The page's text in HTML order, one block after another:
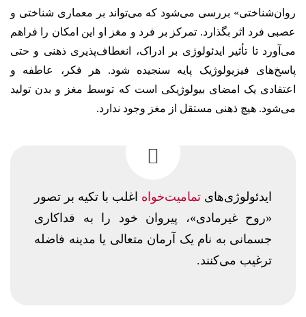
روان‌شناختی» بررسی می‌شود که می‌تواند بر معماری شناختی و
عصبی فرد اثر بگذارد. تمرکز بر فرد و مغز او این امکان را فراهم
می‌آورد تا تأثیر ایدئولوژی بر ادراک، انعطاف‌پذیری ذهنی و حتی
پاسخ‌های فیزیولوژیک پایه سنجیده شود. هر فکر، عاطفه و
اعتقادی یک امضای بیولوژیکی است که توسط مغز و بدن تولید
می‌شود. هیچ ذهنی مستقل از مغز وجود ندارد.
ایدئولوژی‌های تمامیت‌خواه اغلب با تکیه بر تصور
«روح غیرمادی»، پیروان خود را به فداکاری
جسمانی به نام یک آرمان متعالی یا مدینه فاضله
ترغیب می‌کنند.